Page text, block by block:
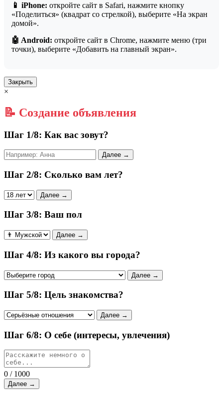
📱 iPhone: откройте сайт в Safari, нажмите кнопку
«Поделиться» (квадрат со стрелкой), выберите «На экран
домой».
🤖 Android: откройте сайт в Chrome, нажмите меню (три
точки), выберите «Добавить на главный экран».
Закрыть
×
📝 Создание объявления
Шаг 1/8: Как вас зовут?
Далее →
Шаг 2/8: Сколько вам лет?
Далее →
Шаг 3/8: Ваш пол
Далее →
Шаг 4/8: Из какого вы города?
Далее →
Шаг 5/8: Цель знакомства?
Далее →
Шаг 6/8: О себе (интересы, увлечения)
0 / 1000
Далее →